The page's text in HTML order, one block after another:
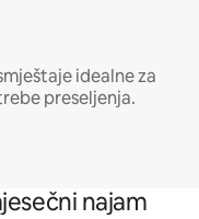
idealne za
preseljenja.
najam